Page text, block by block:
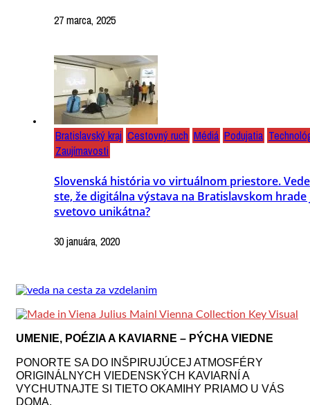
27 marca, 2025
Bratislavský kraj Cestovný ruch Médiá Podujatia
Zaujímavosti
Slovenská história vo virtuálnom priestore.
ste, že digitálna výstava na Bratislavskom hrade
svetovo unikátna?
30 januára, 2020
UMENIE, POÉZIA A KAVIARNE – PÝCHA VIEDNE
PONORTE SA DO INŠPIRUJÚCEJ ATMOSFÉRY
ORIGINÁLNYCH VIEDENSKÝCH KAVIARNÍ A
VYCHUTNAJTE SI TIETO OKAMIHY PRIAMO U VÁS
DOMA.